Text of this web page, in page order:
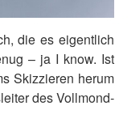
die es eigentlich
– ja I know. Ist
Skizzieren herum
des Vollmond-